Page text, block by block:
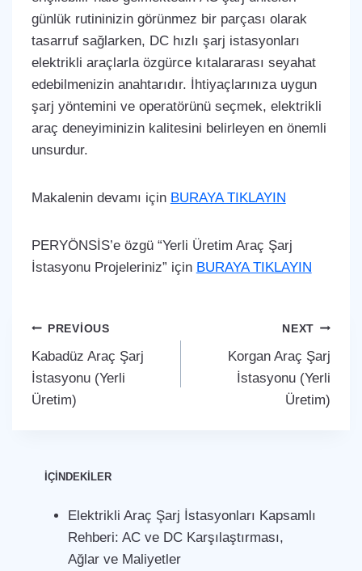
günlük rutininizin görünmez bir parçası olarak
tasarruf sağlarken, DC hızlı şarj istasyonları
elektrikli araçlarla özgürce kıtalararası seyahat
edebilmenizin anahtarıdır. İhtiyaçlarınıza uygun
şarj yöntemini ve operatörünü seçmek, elektrikli
araç deneyiminizin kalitesini belirleyen en önemli
unsurdur.
Makalenin devamı için BURAYA TIKLAYIN
PERYÖNSİS’e özgü “Yerli Üretim Araç Şarj
İstasyonu Projeleriniz” için BURAYA TIKLAYIN
Yazı
gezinmesi
PREVIOUS
Kabadüz Araç Şarj
İstasyonu (Yerli
Üretim)
NEXT
Korgan Araç Şarj
İstasyonu (Yerli
Üretim)
İÇİNDEKİLER
Elektrikli Araç Şarj İstasyonları Kapsamlı
Rehberi: AC ve DC Karşılaştırması,
Ağlar ve Maliyetler